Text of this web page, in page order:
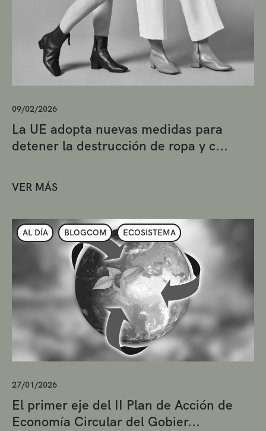
09/02/2026
La UE adopta nuevas medidas para
detener la destrucción de ropa y c...
VER MÁS
AL DÍA BLOGCOM ECOSISTEMA
27/01/2026
El primer eje del II Plan de Acción de
Economía Circular del Gobier...